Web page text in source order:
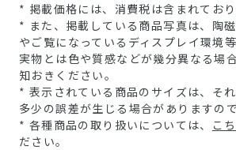
* 掲載価格には、消費税は含まれており
* また、掲載している商品写真は、陶
やご覧になっているディスプレイ環境等
実物とは色や質感などが幾分異なる場
知おきください。
* 表示されている商品のサイズは、そ
多少の誤差が生じる場合がありますの
* 各種商品の取り扱いについては、
こ
ださい。